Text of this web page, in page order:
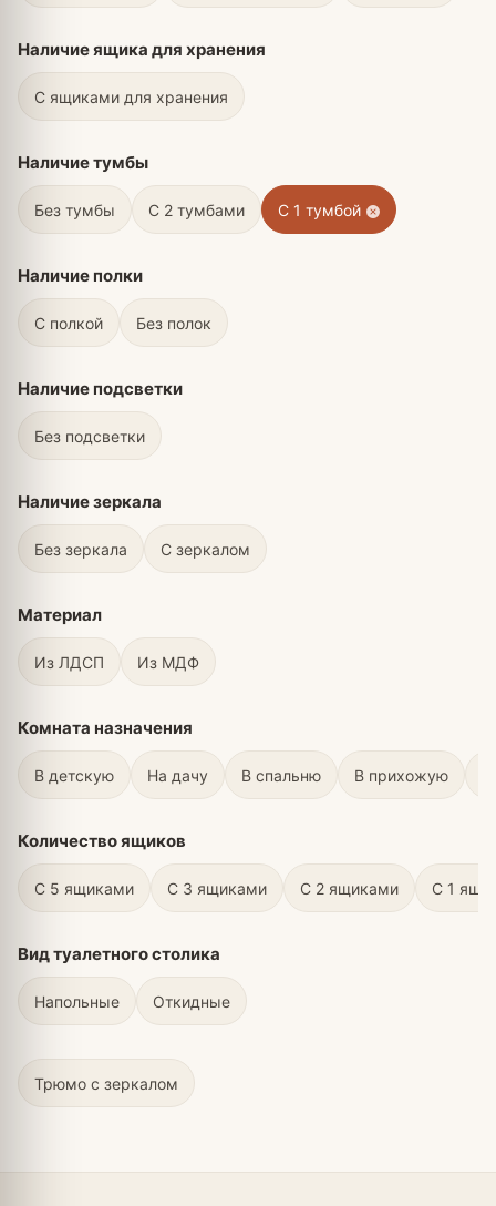
Наличие ящика для хранения
C ящиками для хранения
Наличие тумбы
Без тумбы С 2 тумбами С 1 тумбой
Наличие полки
С полкой Без полок
Наличие подсветки
Без подсветки
Наличие зеркала
Без зеркала С зеркалом
Материал
Из ЛДСП Из МДФ
Комната назначения
В детскую На дачу В спальню В прихожую
Количество ящиков
С 5 ящиками С 3 ящиками С 2 ящиками С 1
Вид туалетного столика
Напольные Откидные
Трюмо с зеркалом